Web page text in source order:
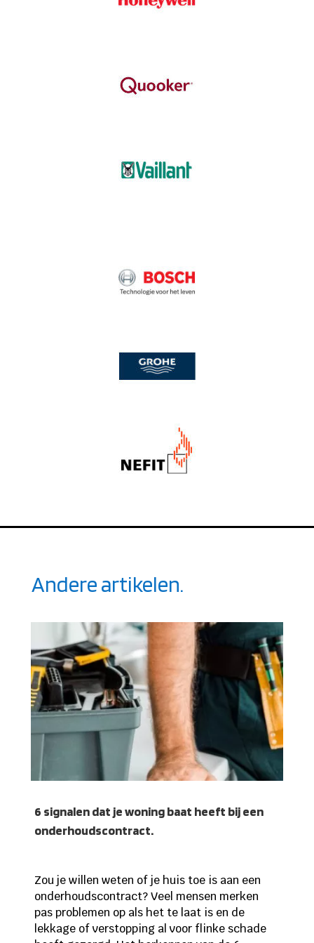
Andere artikelen.
6 signalen dat je woning baat heeft bij een
onderhoudscontract.
Zou je willen weten of je huis toe is aan een
onderhoudscontract? Veel mensen merken
pas problemen op als het te laat is en de
lekkage of verstopping al voor flinke schade